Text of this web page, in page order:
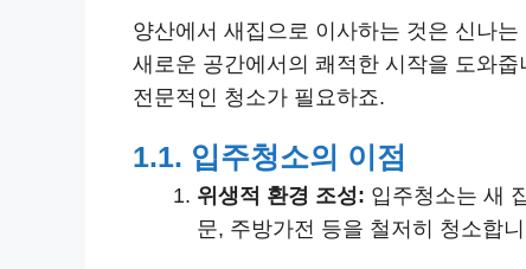
양산에서 새집으로 이사하는 것은 신나
새로운 공간에서의 쾌적한 시작을 도와
전문적인 청소가 필요하죠.
1.1. 입주청소의 이점
위생적 환경 조성: 입주청소는 새
문, 주방가전 등을 철저히 청소합